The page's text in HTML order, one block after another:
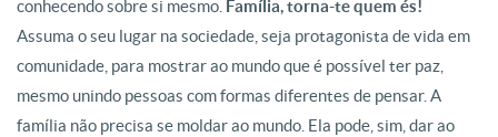
conhecendo sobre si mesmo. Família, torna-te quem és!
Assuma o seu lugar na sociedade, seja protagonista de vida em
comunidade, para mostrar ao mundo que é possível ter paz,
mesmo unindo pessoas com formas diferentes de pensar. A
família não precisa se moldar ao mundo. Ela pode, sim, dar ao